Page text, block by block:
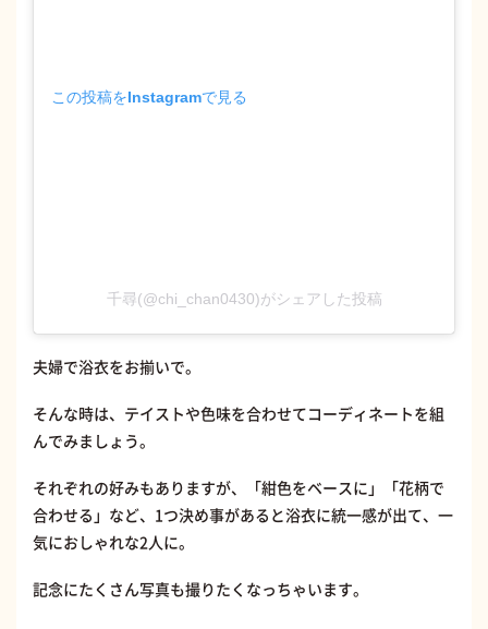
この投稿をInstagramで見る
千尋(@chi_chan0430)がシェアした投稿
夫婦で浴衣をお揃いで。
そんな時は、テイストや色味を合わせてコーディネートを組
んでみましょう。
それぞれの好みもありますが、「紺色をベースに」「花柄で
合わせる」など、1つ決め事があると浴衣に統一感が出て、一
気におしゃれな2人に。
記念にたくさん写真も撮りたくなっちゃいます。